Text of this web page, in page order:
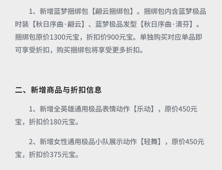
1、新增蓝梦捆绑包【翩云捆绑包】。捆绑包内含蓝梦极品
时装【秋日序曲·翩云】、蓝梦极品发型【秋日序曲·清芬】。
捆绑包原价1300元宝，折扣价900元宝。单独购买对应单品即
可享受折扣，购买捆绑包将享受更多折扣。
二、新增商品与折扣信息
1、新增全英雄通用极品表情动作【乐动】，原价450元
宝，折扣价180元宝。
2、新增女性通用极品小队展示动作【轻舞】，原价450元
宝，折扣价375元宝。